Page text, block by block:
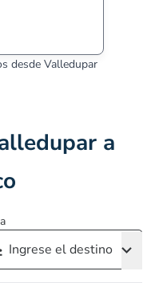
desde Valledupar
a